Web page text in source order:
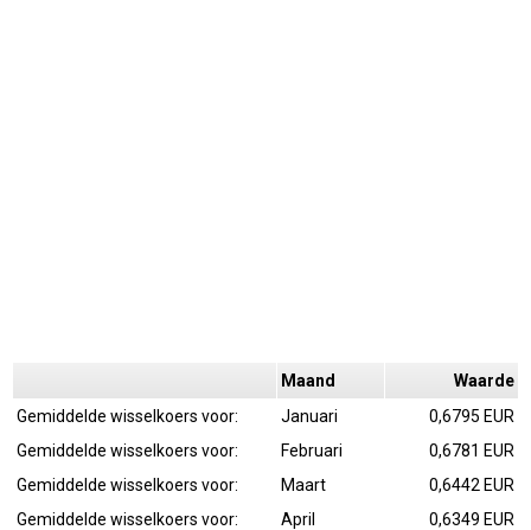
Maand
Waarde
Gemiddelde wisselkoers voor:
Januari
0,6795 EUR
Gemiddelde wisselkoers voor:
Februari
0,6781 EUR
Gemiddelde wisselkoers voor:
Maart
0,6442 EUR
Gemiddelde wisselkoers voor:
April
0,6349 EUR